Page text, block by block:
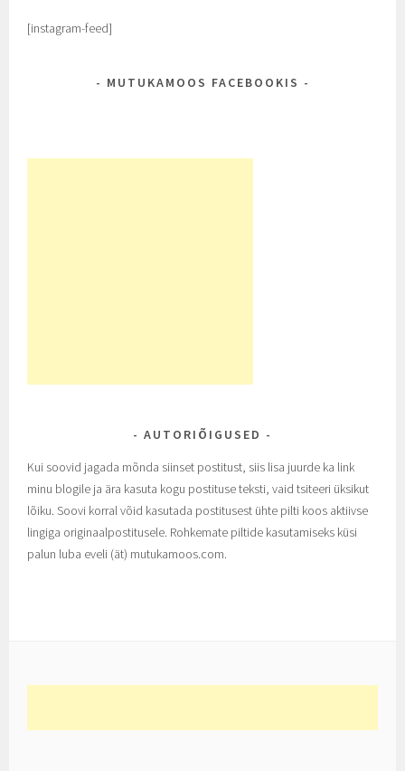
[instagram-feed]
MUTUKAMOOS FACEBOOKIS
AUTORIÕIGUSED
Kui soovid jagada mõnda siinset postitust, siis lisa juurde ka link
minu blogile ja ära kasuta kogu postituse teksti, vaid tsiteeri üksikut
lõiku. Soovi korral võid kasutada postitusest ühte pilti koos aktiivse
lingiga originaalpostitusele. Rohkemate piltide kasutamiseks küsi
palun luba eveli (ät) mutukamoos.com.